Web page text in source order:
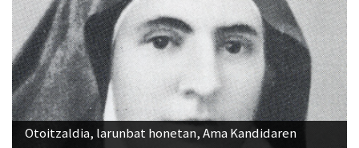
Otoitzaldia, larunbat honetan, Ama Kandidaren